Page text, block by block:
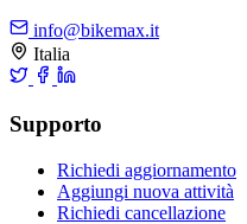
info@bikemax.it
Italia
Supporto
Richiedi aggiornamento
Aggiungi nuova attività
Richiedi cancellazione